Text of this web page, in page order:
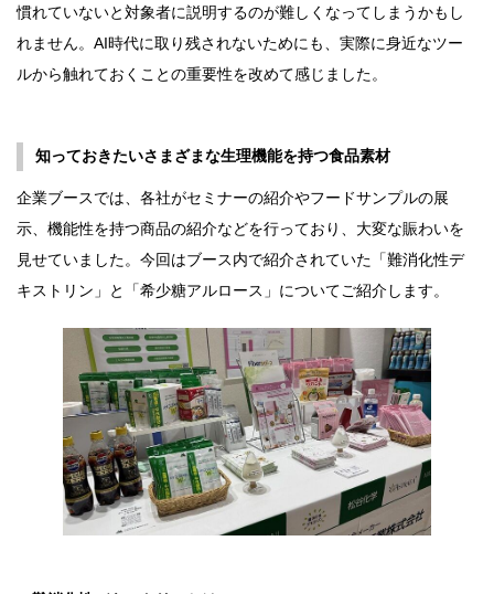
慣れていないと対象者に説明するのが難しくなってしまうかもし
れません。AI時代に取り残されないためにも、実際に身近なツー
ルから触れておくことの重要性を改めて感じました。
知っておきたいさまざまな生理機能を持つ食品素材
企業ブースでは、各社がセミナーの紹介やフードサンプルの展
示、機能性を持つ商品の紹介などを行っており、大変な賑わいを
見せていました。今回はブース内で紹介されていた「難消化性デ
キストリン」と「希少糖アルロース」についてご紹介します。